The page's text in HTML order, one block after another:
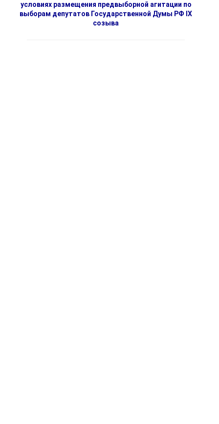
условиях размещения предвыборной агитации по
выборам депутатов Государственной Думы РФ IX
созыва